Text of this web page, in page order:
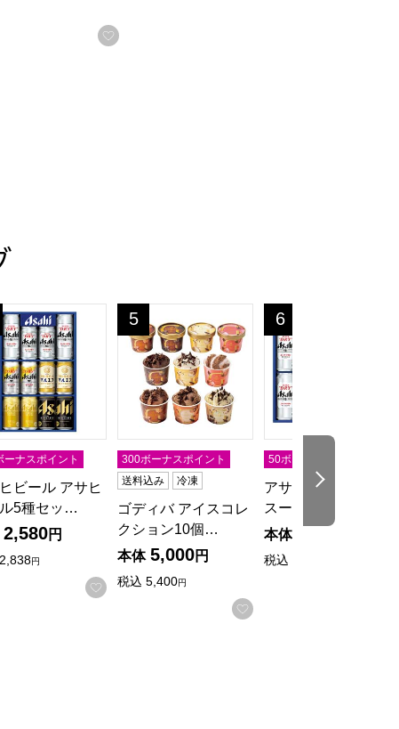
する お気に入りに登録する
の・お中元】[YJ-YW]
ドライ缶ビールセット【夏の贈りもの・お中元】[AS-3N]
りに登録する
ヒビール アサヒビール5種セット【夏の贈りもの・お中元】
ーナスポイント
ビール アサヒ
5種セッ…
2,580円
2,838円
お気に入りに登録する
ゴディバ アイスコレクション10個入【夏
5
位
300ボーナスポイント
送料込み
冷凍
ゴディバ アイスコレ
クション10個…
本体 5,000円
税込 5,400円
お気に入りに登録する
アサヒビール アサ
6
位
50ボーナスポイント
アサヒビール アサヒ
スーパードライ…
本体
税込
次の商品